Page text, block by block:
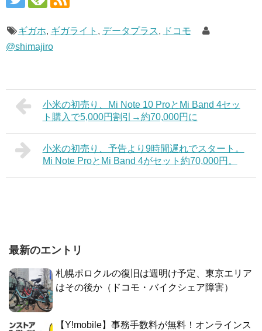
ギガホ, ギガライト , データプラス, ドコモ
@shimajiro
小米の初売り、Mi Note 10 ProとMi Band 4セッ
ト購入で5,000円割引→約70,000円に
小米の初売り、予告より9時間遅れでスタート。
Mi Note ProとMi Band 4がセット約70,000円。
最新のエントリ
札幌ポロクルの復旧は週明け予定、東京エリア
はその後か（ドコモ・バイクシェア障害）
【Y!mobile】事務手数料が無料！オンラインス